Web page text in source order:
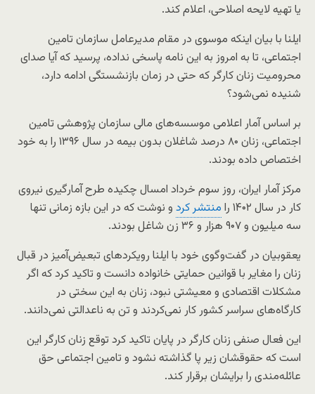
یا تهیه لایحه اصلاحی، اعلام کند.
ایلنا با بیان اینکه موسوی در مقام مدیرعامل سازمان تامین
اجتماعی، تا به امروز به این نامه پاسخی نداده، پرسید که آیا صدای
محرومیت زنان کارگر که حتی در زمان بازنشستگی ادامه دارد،
شنیده نمی‌شود؟
بر اساس آمار اعلامی موسسه‌های مالی سازمان پژوهشی تامین
اجتماعی، زنان ۸۰ درصد شاغلان بدون بیمه در سال ۱۳۹۶ را به خود
اختصاص داده بودند.
مرکز آمار ایران، روز سوم خرداد امسال چکیده طرح آمارگیری نیروی
کار در سال ۱۴۰۲ را
منتشر کرد و نوشت که در این بازه زمانی تنها
سه میلیون و ۹۰۷ هزار و ۳۶ زن شاغل بودند.
یعقوبیان در گفت‌وگوی خود با ایلنا رویکردهای تبعیض‌آمیز در قبال
زنان را مغایر با قوانین حمایتی خانواده دانست و تاکید کرد که اگر
مشکلات اقتصادی و معیشتی نبود، زنان به این سختی در
کارگاه‌های سراسر کشور کار نمی‌کردند و تن به ناعدالتی نمی‌دانند.
این فعال صنفی زنان کارگر در پایان تاکید کرد توقع زنان کارگر این
است که حقوقشان زیر پا گذاشته نشود و تامین اجتماعی حق
عائله‌مندی را برایشان برقرار کند.